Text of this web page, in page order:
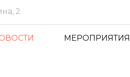
2
МЕРОПРИЯТИЯ